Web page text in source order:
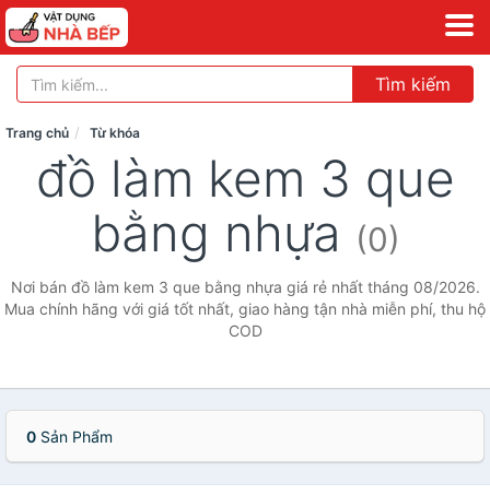
Tìm kiếm
Trang chủ Từ khóa
đồ làm kem 3 que
bằng nhựa (0)
Nơi bán đồ làm kem 3 que bằng nhựa giá rẻ nhất tháng 08/2026.
Mua chính hãng với giá tốt nhất, giao hàng tận nhà miễn phí, thu hộ
COD
0 Sản Phẩm